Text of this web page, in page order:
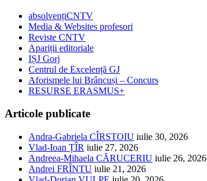
absolvențiCNTV
Media & Websites profesori
Reviste CNTV
Apariții editoriale
IȘJ Gorj
Centrul de Excelență GJ
Aforismele lui Brâncuși – Concurs
RESURSE ERASMUS+
Articole publicate
Andra-Gabriela CÎRSTOIU iulie 30, 2026
Vlad-Ioan ȚÎR iulie 27, 2026
Andreea-Mihaela CĂRUCERIU iulie 26, 2026
Andrei FRÎNTU iulie 21, 2026